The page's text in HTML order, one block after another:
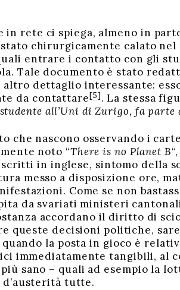
rete ci spiega, almeno in
chirurgicamente calato nel
entrare i contatto con gli
Tale documento è stato
altro dettaglio interessante:
da contattare[5]. La stessa
studente all’Uni di Zurigo, fa parte
che nascono osservando i
noto “There is no Planet B
in inglese, sintomo della
messo a disposizione ore,
Come se non
da svariati ministeri
accordano il diritto di
queste decisioni politiche,
la posta in gioco è
immediatamente tangibili, al
sano – quali ad esempio la
tutte.